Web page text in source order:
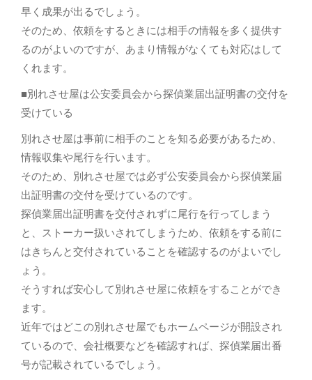
早く成果が出るでしょう。
そのため、依頼をするときには相手の情報を多く提供す
るのがよいのですが、あまり情報がなくても対応はして
くれます。
■別れさせ屋は公安委員会から探偵業届出証明書の交付を
受けている
別れさせ屋は事前に相手のことを知る必要があるため、
情報収集や尾行を行います。
そのため、別れさせ屋では必ず公安委員会から探偵業届
出証明書の交付を受けているのです。
探偵業届出証明書を交付されずに尾行を行ってしまう
と、ストーカー扱いされてしまうため、依頼をする前に
はきちんと交付されていることを確認するのがよいでし
ょう。
そうすれば安心して別れさせ屋に依頼をすることができ
ます。
近年ではどこの別れさせ屋でもホームページが開設され
ているので、会社概要などを確認すれば、探偵業届出番
号が記載されているでしょう。